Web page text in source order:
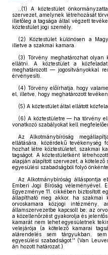
,,(1) A köztestület
szervezet, amelynek létrehozását
illetőleg a tagsága által végzett
köztestület jogi személy.
(2) Köztestület különösen a
illetve a szakmai kamara.
(3) Törvény meghatározhat olyan
ellátni. A köztestület a
meghatározott — jogosítványokkal
érvényesíti.
(4) Törvény előírhatja, hogy
el, illetve, hogy meghatározott
(5) A köztestület által ellátott
(6) A köztestületre — ha törvény
vonatkozó szabályokat kell
Az Alkotmánybíróság
ellátására, közérdekű tevékenység
hozhat létre köztestületet, szakmai
tagságot. A köztestületként
alapján alapított szervezet, a kötelező
egyesülési szabadságból folyó
Az Alkotmánybíróság álláspontja
Emberi Jogi Bíróság véleményével.
Egyezménye 11. cikkében biztosított
állapítható meg akkor, ha szakmai
orvoskamara közjogi intézmény,
államszervezetbe kapcsolt be; az
a közellenőrzést gyakorolja és
kamarát nem lehet egyesületnek
velejárója (a kötelező kamarai
alárendelés sem tárgyukban,
egyesülési szabadságot.'' (Van
án hozott határozat.)